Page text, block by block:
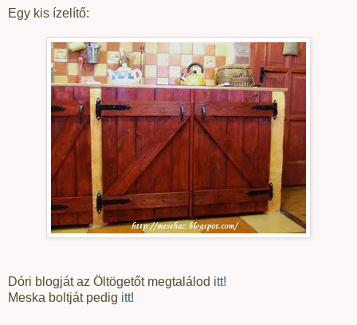
Egy kis ízelítő:
Dóri blogját az Öltögetőt megtalálod itt!
Meska boltját pedig itt!